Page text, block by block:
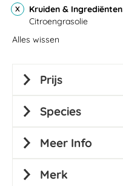
Kruiden & Ingrediënten
Citroengrasolie
Alles wissen
Prijs
Species
Meer Info
Merk